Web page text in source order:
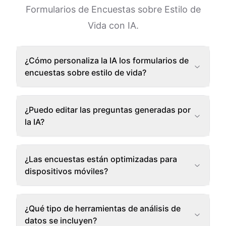
Formularios de Encuestas sobre Estilo de
Vida con IA.
¿Cómo personaliza la IA los formularios de
encuestas sobre estilo de vida?
¿Puedo editar las preguntas generadas por
la IA?
¿Las encuestas están optimizadas para
dispositivos móviles?
¿Qué tipo de herramientas de análisis de
datos se incluyen?